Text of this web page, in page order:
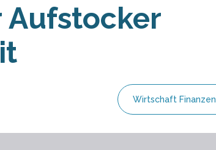
Aufstocker
Wirtschaft Finanzen